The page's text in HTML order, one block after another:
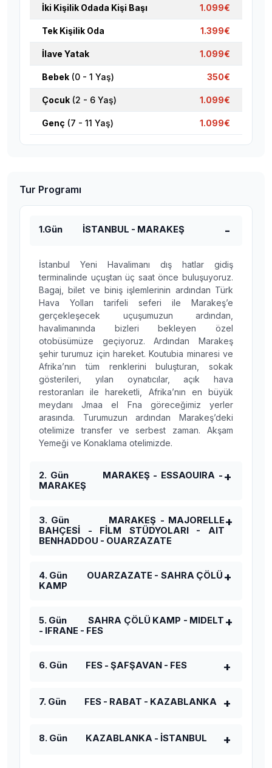
İki Kişilik Odada Kişi Başı 1.099€
Tek Kişilik Oda 1.399€
İlave Yatak 1.099€
Bebek (0 - 1 Yaş) 350€
Çocuk (2 - 6 Yaş) 1.099€
Genç (7 - 11 Yaş) 1.099€
Tur Programı
1.Gün İSTANBUL - MARAKEŞ
İstanbul Yeni Havalimanı dış hatlar gidiş
terminalinde uçuştan üç saat önce buluşuyoruz.
Bagaj, bilet ve biniş işlemlerinin ardından Türk
Hava Yolları tarifeli seferi ile Marakeş’e
gerçekleşecek uçuşumuzun ardından,
havalimanında bizleri bekleyen özel
otobüsümüze geçiyoruz. Ardından Marakeş
şehir turumuz için hareket. Koutubia minaresi ve
Afrika’nın tüm renklerini buluşturan, sokak
gösterileri, yılan oynatıcılar, açık hava
restoranları ile hareketli, Afrika’nın en büyük
meydanı Jmaa el Fna göreceğimiz yerler
arasında. Turumuzun ardından Marakeş’deki
otelimize transfer ve serbest zaman. Akşam
Yemeği ve Konaklama otelimizde.
2. Gün MARAKEŞ - ESSAOUIRA -
MARAKEŞ
3. Gün MARAKEŞ - MAJORELLE
BAHÇESİ - FİLM STÜDYOLARI - AIT
BENHADDOU - OUARZAZATE
4. Gün OUARZAZATE - SAHRA ÇÖLÜ
KAMP
5. Gün SAHRA ÇÖLÜ KAMP - MIDELT
- IFRANE - FES
6. Gün FES - ŞAFŞAVAN - FES
7. Gün FES - RABAT - KAZABLANKA
8. Gün KAZABLANKA - İSTANBUL